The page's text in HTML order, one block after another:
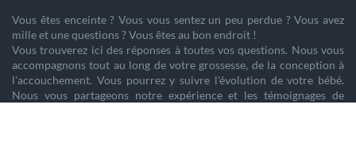
Vous êtes enceinte? Vous vous sentez un peu perdue ? Vous avez
mille et une questions ? Vous êtes au bon endroit !
Vous trouverez ici des réponses à toutes vos questions. Nous vous
accompagnons tout au long de votre grossesse, de la conception à
l'accouchement. Vous pourrez y suivre l'évolution de votre bébé.
Nous vous partageons notre expérience et les témoignages de